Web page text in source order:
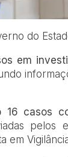
do
em
casos
pelos
em